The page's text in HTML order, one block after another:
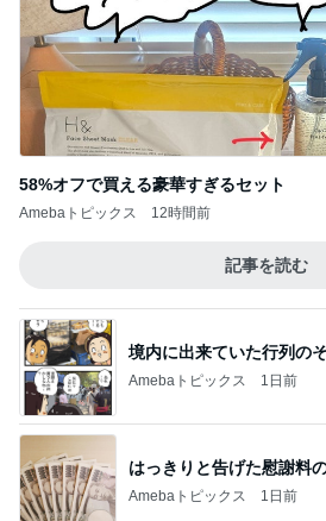
58%オフで買える豪華すぎるセット
Amebaトピックス 12時間前
記事を読む
境内に出来ていた行列の
Amebaトピックス 1日前
はっきりと告げた慰謝料
Amebaトピックス 1日前